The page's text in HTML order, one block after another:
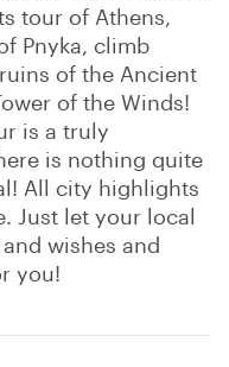
tour of Athens,
Pnyka, climb
of the Ancient
of the Winds!
is a truly
is nothing quite
All city highlights
Just let your local
wishes and
you!